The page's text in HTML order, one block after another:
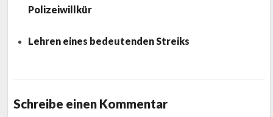
Polizeiwillkür
Lehren eines bedeutenden Streiks
Schreibe einen Kommentar